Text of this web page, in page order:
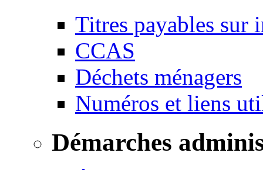
Titres payables sur
CCAS
Déchets ménagers
Numéros et liens
Démarches